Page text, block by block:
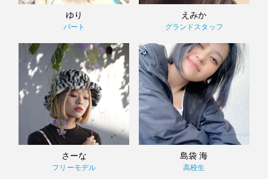
ゆり
パート
えみか
グランドスタッフ
さーな
フリーモデル
島袋 海
高校生